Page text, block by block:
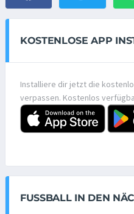
KOSTENLOSE APP
Installiere dir jetzt die
verpassen. Kostenlos
FUSSBALL IN DEN